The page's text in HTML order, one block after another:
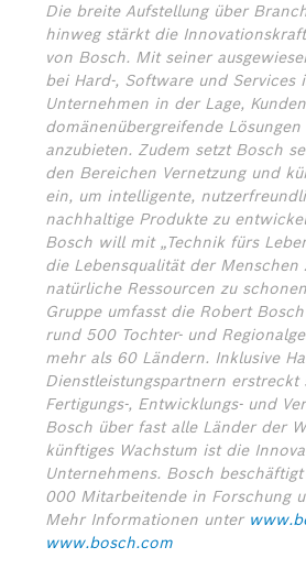
Die breite Aufstellung über
hinweg stärkt die
von Bosch. Mit seiner
bei Hard-, Software und Services
Unternehmen in der Lage, Kunden
domänenübergreifende
anzubieten. Zudem setzt Bosch
den Bereichen Vernetzung und
ein, um intelligente,
nachhaltige Produkte zu
Bosch will mit „Technik fürs
die Lebensqualität der Menschen
natürliche Ressourcen zu
Gruppe umfasst die Robert
rund 500 Tochter- und
mehr als 60 Ländern. Inklusive
Dienstleistungspartnern
Fertigungs-, Entwicklungs- und
Bosch über fast alle Länder der
künftiges Wachstum ist die
Unternehmens. Bosch
000 Mitarbeitende in Forschung
Mehr Informationen unter
www.bosch.com